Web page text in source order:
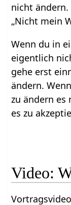
nicht ändern.
„Nicht mein
Wenn du in
eigentlich
gehe erst
ändern.
zu ändern es
es zu
Video: